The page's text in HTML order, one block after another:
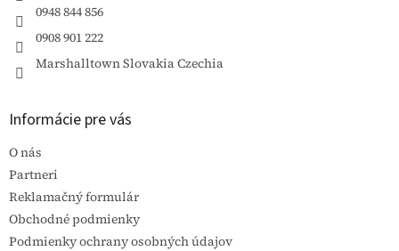
k
y
0948 844 856
0908 901 222
Marshalltown Slovakia Czechia
Informácie pre vás
O nás
Partneri
Reklamačný formulár
Obchodné podmienky
Podmienky ochrany osobných údajov